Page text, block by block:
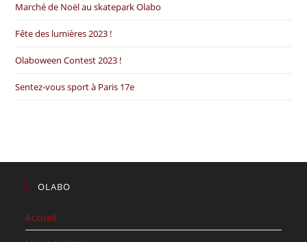
Marché de Noël au skatepark Olabo
Fête des lumières 2023 !
Olaboween Contest 2023 !
Sentez-vous sport à Paris 17e
OLABO
Accueil